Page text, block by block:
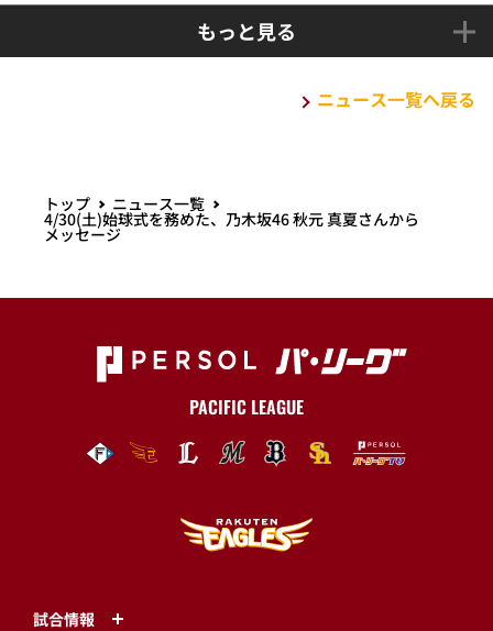
もっと見る
ニュース一覧へ戻る
トップ ニュース一覧
4/30(土)始球式を務めた、乃木坂46 秋元 真夏さんから
メッセージ
PACIFIC LEAGUE
試合情報